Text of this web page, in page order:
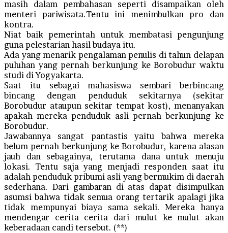
masih dalam pembahasan seperti disampaikan oleh
menteri pariwisata.Tentu ini menimbulkan pro dan
kontra.
Niat baik pemerintah untuk membatasi pengunjung
guna pelestarian hasil budaya itu.
Ada yang menarik pengalaman penulis di tahun delapan
puluhan yang pernah berkunjung ke Borobudur waktu
studi di Yogyakarta.
Saat itu sebagai mahasiswa sembari berbincang
bincang dengan penduduk sekitarnya (sekitar
Borobudur ataupun sekitar tempat kost), menanyakan
apakah mereka penduduk asli pernah berkunjung ke
Borobudur.
Jawabannya sangat pantastis yaitu bahwa mereka
belum pernah berkunjung ke Borobudur, karena alasan
jauh dan sebagainya, terutama dana untuk menuju
lokasi. Tentu saja yang menjadi responden saat itu
adalah penduduk pribumi asli yang bermukim di daerah
sederhana. Dari gambaran di atas dapat disimpulkan
asumsi bahwa tidak semua orang tertarik apalagi jika
tidak mempunyai biaya sama sekali. Mereka hanya
mendengar cerita cerita dari mulut ke mulut akan
keberadaan candi tersebut. (**)